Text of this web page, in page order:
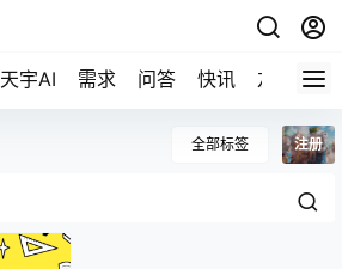
天宇AI 需求 问答 快讯 友链
全部标签 注册